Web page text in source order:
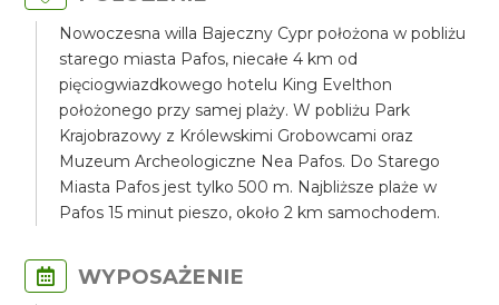
Nowoczesna willa Bajeczny Cypr położona w pobliżu
starego miasta Pafos, niecałe 4 km od
pięciogwiazdkowego hotelu King Evelthon
położonego przy samej plaży. W pobliżu Park
Krajobrazowy z Królewskimi Grobowcami oraz
Muzeum Archeologiczne Nea Pafos. Do Starego
Miasta Pafos jest tylko 500 m. Najbliższe plaże w
Pafos 15 minut pieszo, około 2 km samochodem.
WYPOSAŻENIE